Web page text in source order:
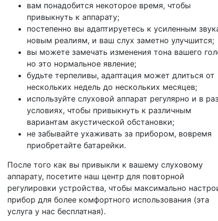
вам понадобится некоторое время, чтобы
привыкнуть к аппарату;
постепенно вы адаптируетесь к усиленным
новым реалиям, и ваш слух заметно улучшится;
вы можете замечать изменения тона вашего
но это нормальное явление;
будьте терпеливы, адаптация может длиться от
нескольких недель до нескольких месяцев;
используйте слуховой аппарат регулярно и в
условиях, чтобы привыкнуть к различным
вариантам акустической обстановки;
не забывайте ухаживать за прибором, вовремя
приобретайте батарейки.
После того как вы привыкли к вашему слуховому
аппарату, посетите наш центр для повторной
регулировки устройства, чтобы максимально
прибор для более комфортного использования (эта
услуга у нас бесплатная).